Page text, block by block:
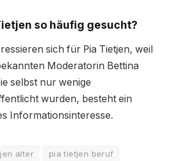
so häufig gesucht?
sich für Pia Tietjen, weil
Moderatorin Bettina
selbst nur wenige
wurden, besteht ein
Informationsinteresse.
alter pia tietjen beruf